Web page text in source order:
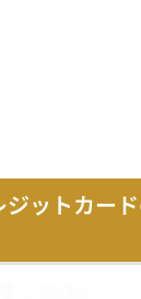
ットカー